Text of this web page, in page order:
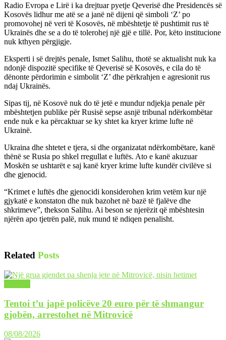
Radio Evropa e Lirë i ka drejtuar pyetje Qeverisë dhe Presidencës së
Kosovës lidhur me atë se a janë në dijeni që simboli ‘Z’ po
promovohej në veri të Kosovës, në mbështetje të pushtimit rus të
Ukrainës dhe se a do të tolerohej një gjë e tillë. Por, këto institucione
nuk kthyen përgjigje.
Eksperti i së drejtës penale, Ismet Salihu, thotë se aktualisht nuk ka
ndonjë dispozitë specifike të Qeverisë së Kosovës, e cila do të
dënonte përdorimin e simbolit ‘Z’ dhe përkrahjen e agresionit rus
ndaj Ukrainës.
Sipas tij, në Kosovë nuk do të jetë e mundur ndjekja penale për
mbështetjen publike për Rusisë sepse asnjë tribunal ndërkombëtar
ende nuk e ka përcaktuar se ky shtet ka kryer krime lufte në
Ukrainë.
Ukraina dhe shtetet e tjera, si dhe organizatat ndërkombëtare, kanë
thënë se Rusia po shkel rregullat e luftës. Ato e kanë akuzuar
Moskën se ushtarët e saj kanë kryer krime lufte kundër civilëve si
dhe gjenocid.
“Krimet e luftës dhe gjenocidi konsiderohen krim vetëm kur një
gjykatë e konstaton dhe nuk bazohet në bazë të fjalëve dhe
shkrimeve”, thekson Salihu. Ai beson se njerëzit që mbështesin
njërën apo tjetrën palë, nuk mund të ndiqen penalisht.
Related Posts
Tentoi t’u japë policëve 20 euro për të shmangur
gjobën, arrestohet në Mitrovicë
08/08/2026